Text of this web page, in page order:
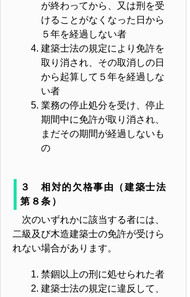
が終わってから、又は刑を受
けることがなくなった日から
５年を経過しない者
建築士法の規定により免許を
取り消され、その取消しの日
から起算して５年を経過しな
い者
業務の停止処分を受け、停止
期間中に免許が取り消され、
まだその期間が経過しないも
の
３ 相対的欠格事由（建築士法
第８条）
次のいずれかに該当する者には、
二級及び木造建築士の免許が受けら
れない場合があります。
禁錮以上の刑に処せられた者
建築士法の規定に違反して、